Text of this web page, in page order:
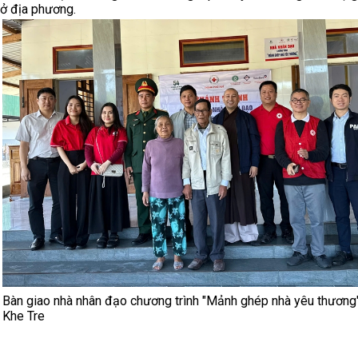
ở địa phương.
Bàn giao nhà nhân đạo chương trình "Mảnh ghép nhà yêu
Khe Tre